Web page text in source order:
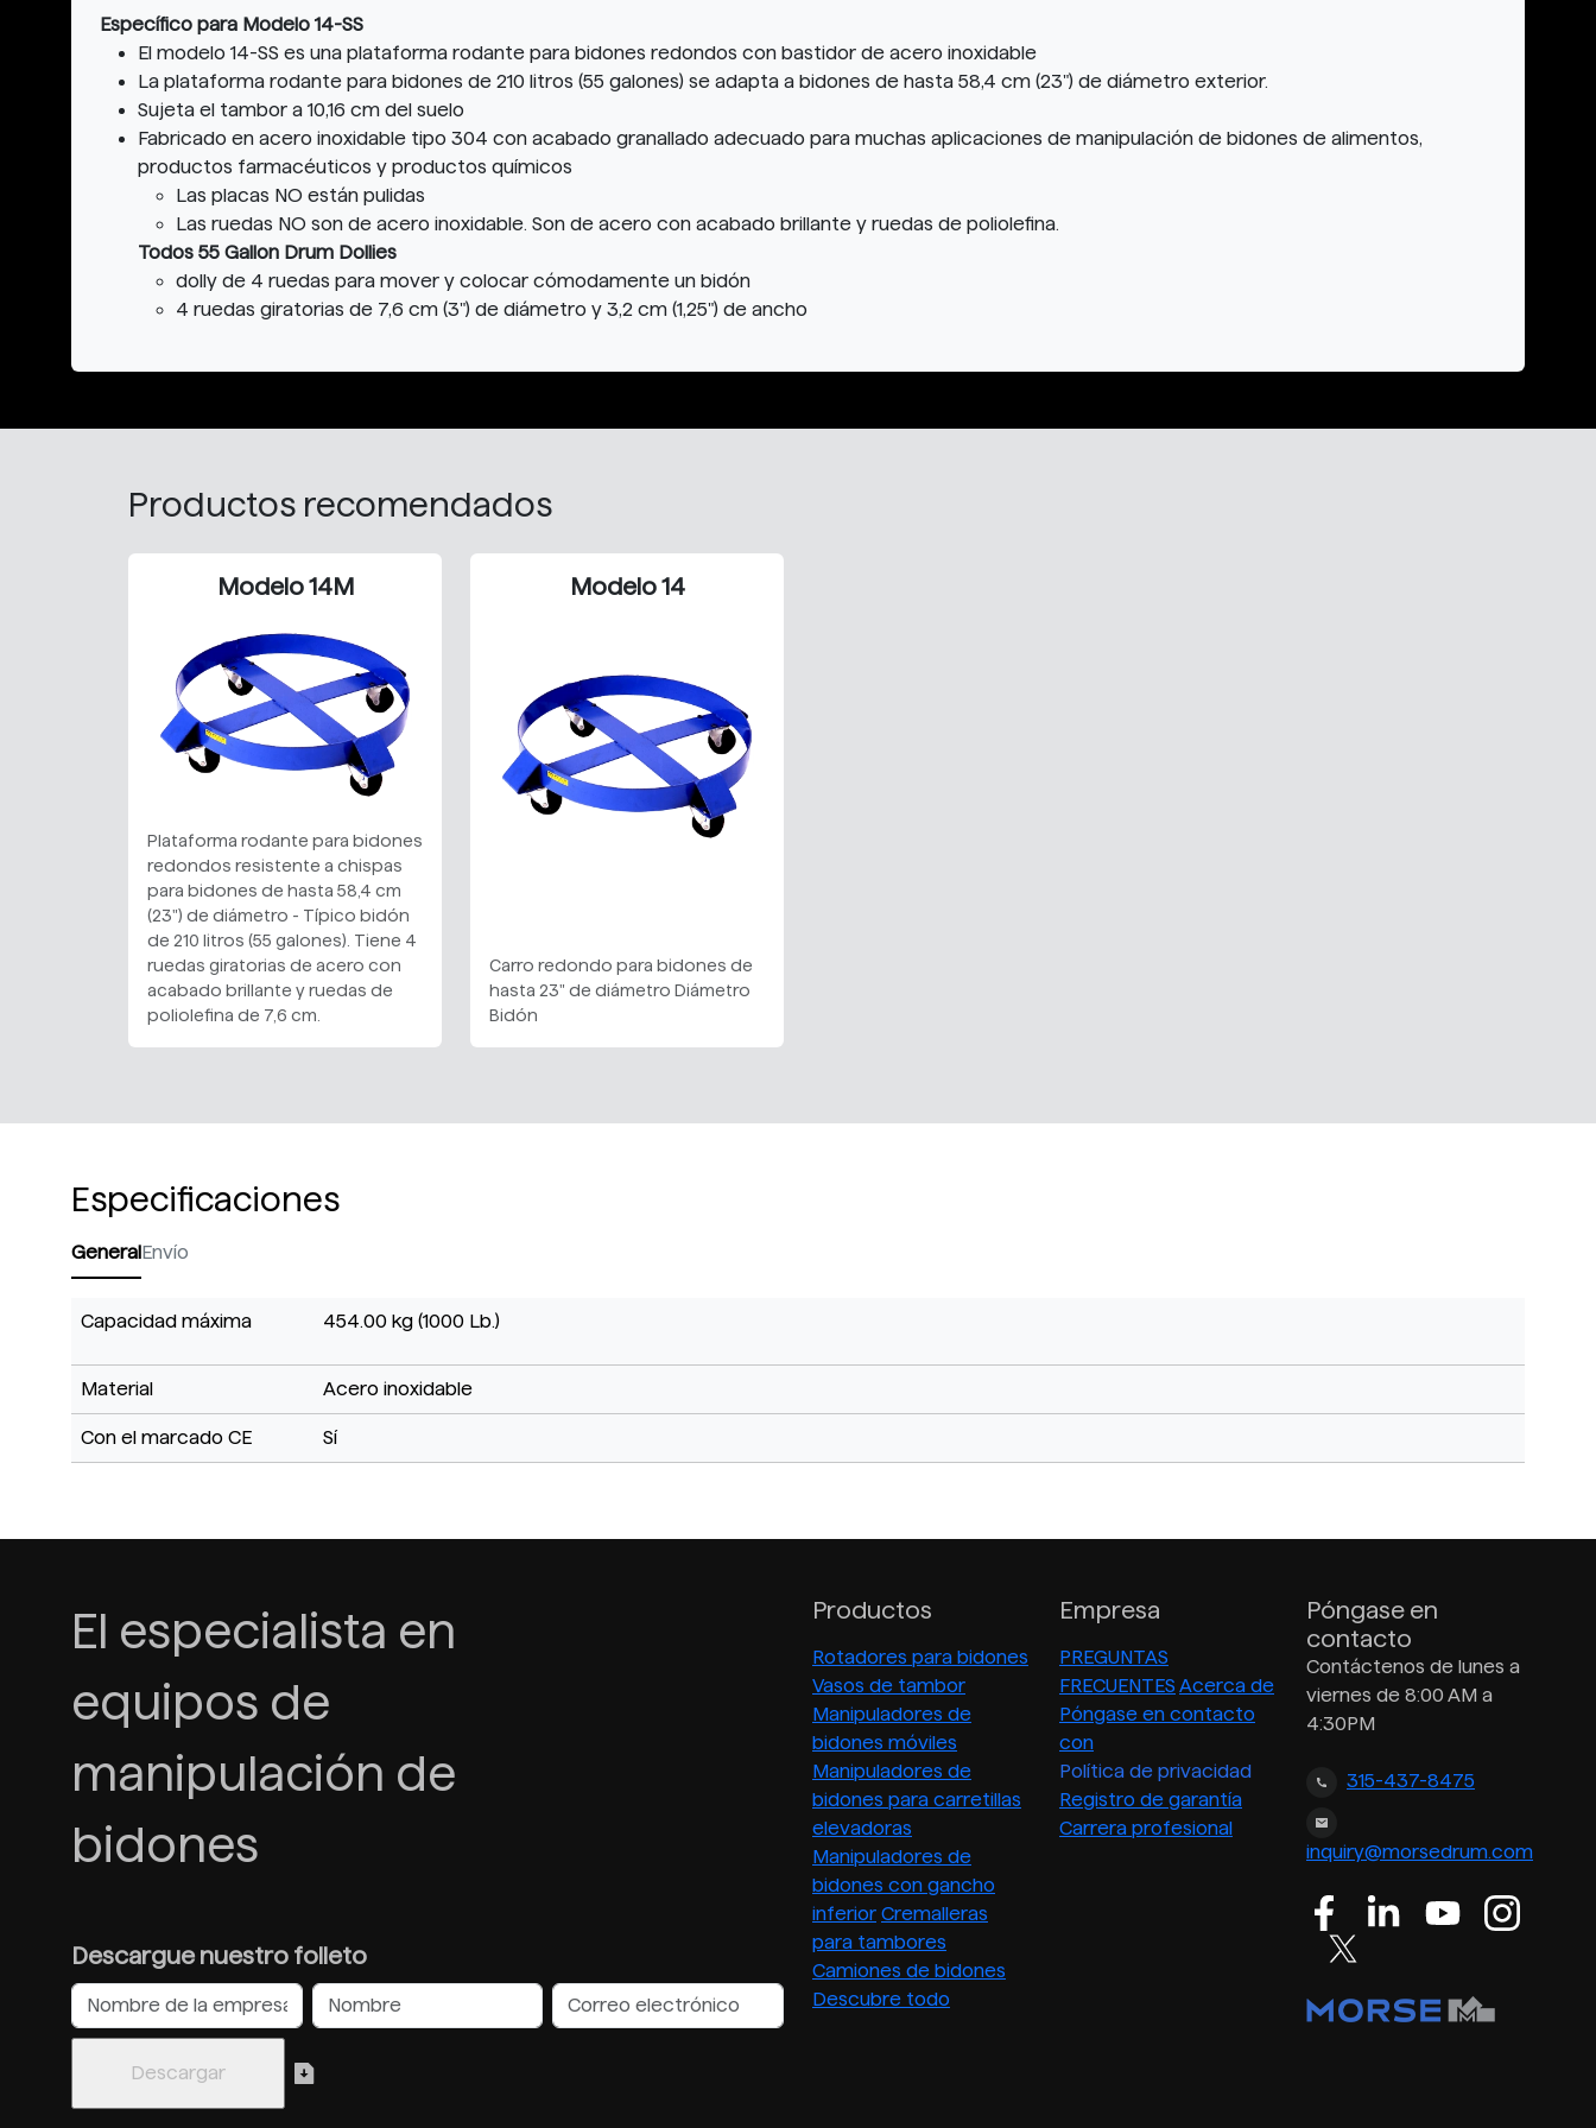
Específico para Modelo 14-SS
El modelo 14-SS es una plataforma rodante para bidones redondos con bastidor de acero inoxidable
La plataforma rodante para bidones de 210 litros (55 galones) se adapta a bidones de hasta 58,4 cm (23") de diámetro exterior.
Sujeta el tambor a 10,16 cm del suelo
Fabricado en acero inoxidable tipo 304 con acabado granallado adecuado para muchas aplicaciones de manipulación de bidones de alimentos,
productos farmacéuticos y productos químicos
Las placas NO están pulidas
Las ruedas NO son de acero inoxidable. Son de acero con acabado brillante y ruedas de poliolefina.
Todos 55 Gallon Drum Dollies
dolly de 4 ruedas para mover y colocar cómodamente un bidón
4 ruedas giratorias de 7,6 cm (3") de diámetro y 3,2 cm (1,25") de ancho
Productos recomendados
Modelo 14M
Plataforma rodante para bidones
redondos resistente a chispas
para bidones de hasta 58,4 cm
(23") de diámetro - Típico bidón
de 210 litros (55 galones). Tiene 4
ruedas giratorias de acero con
acabado brillante y ruedas de
poliolefina de 7,6 cm.
Modelo 14
Carro redondo para bidones de
hasta 23" de diámetro Diámetro
Bidón
Especificaciones
GeneralEnvío
Capacidad máxima 454.00 kg (1000 Lb.)
Material Acero inoxidable
Con el marcado CE Sí
El especialista en
equipos de
manipulación de
bidones
Descargue nuestro folleto
Productos
Rotadores para bidones
Vasos de tambor
Manipuladores de
bidones móviles
Manipuladores de
bidones para carretillas
elevadoras
Manipuladores de
bidones con gancho
inferior Cremalleras
para tambores
Camiones de bidones
Descubre todo
Empresa
PREGUNTAS
FRECUENTES Acerca de
Póngase en contacto
con
Política de privacidad
Registro de garantía
Carrera profesional
Póngase en
contacto
Contáctenos de lunes a
viernes de 8:00 AM a
4:30PM
315-437-8475
inquiry@morsedrum.com